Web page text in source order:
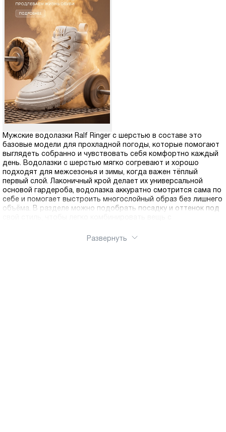
Мужские водолазки Ralf Ringer с шерстью в составе это
базовые модели для прохладной погоды, которые помогают
выглядеть собранно и чувствовать себя комфортно каждый
день. Водолазки с шерстью мягко согревают и хорошо
подходят для межсезонья и зимы, когда важен тёплый
первый слой. Лаконичный крой делает их универсальной
основой гардероба, водолазка аккуратно смотрится сама по
себе и помогает выстроить многослойный образ без лишнего
объёма. В разделе можно подобрать посадку и оттенок под
можно через интернет-магазин Ralf Ringer, выбранную модель
Развернуть